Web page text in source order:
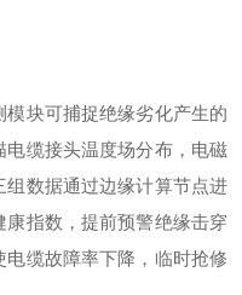
块可捕捉绝缘劣化产生的
缆接头温度场分布，电磁
数据通过边缘计算节点进
指数，提前预警绝缘击穿
电缆故障率下降，临时抢修